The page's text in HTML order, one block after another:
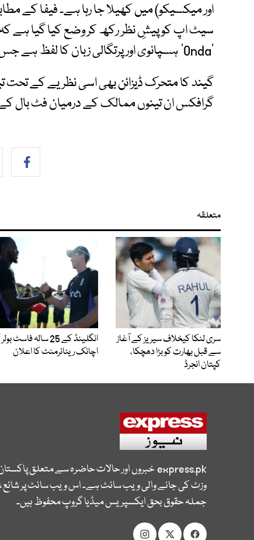
اور میکسیکو) میں کھیلا جا رہا ہے۔ فیفا کے
'Onda' ہسپانوی اور پرتگالی زبان کا لفظ ہے جس کے معنی ’لہر‘ کے ہیں۔
گیند کا متحرک ڈیزائن بھی اسی نظریے کے تحت
گرافکس ان تینوں ممالک کے درمیان فٹ بال کے
متعلقہ
سری لنکا کیخلاف سیریز کے آغاز
سے قبل بھارت کو بڑا دھچکا،
کپتان انجرڈ
انگلینڈ کے 25 سالہ فاسٹ
اچانک ریٹائرمنٹ کا اعلان
express.pkخبروں اور حالات حاضرہ سے متعلق
وزٹ کی جانے والی ویب سائٹ ہے۔ اس ویب سائٹ پر شائع
جملہ حقوق بحق ایکسپریس میڈیا گروپ محفوظ ہیں۔